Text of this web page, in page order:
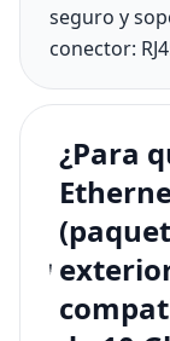
seguro y
conector:
¿Para